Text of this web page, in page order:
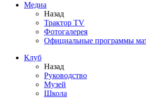
Медиа
Назад
Трактор TV
Фотогалерея
Официальные программы
Клуб
Назад
Руководство
Музей
Школа